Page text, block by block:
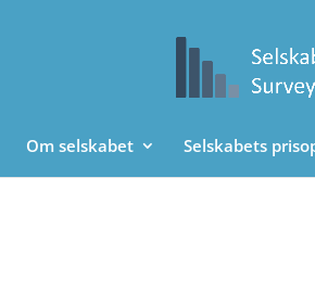
Om selskabet Selskabets